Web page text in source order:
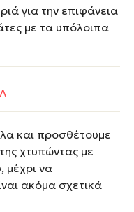
για την επιφάνεια
με τα υπόλοιπα
και προσθέτουμε
χτυπώντας με
μέχρι να
ακόμα σχετικά